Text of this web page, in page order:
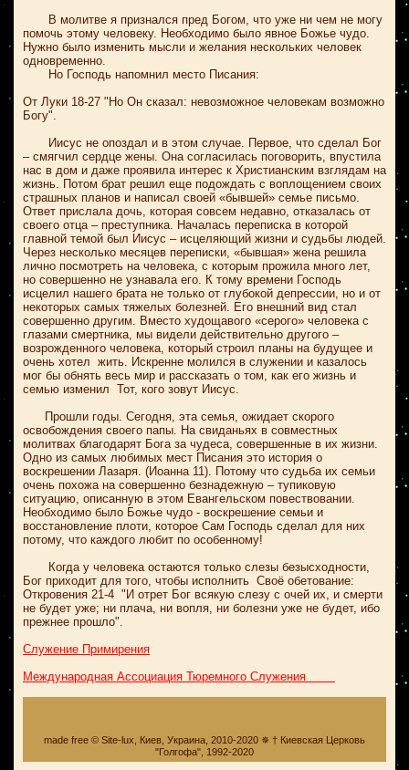
В молитве я признался пред Богом, что уже ни чем не могу
помочь этому человеку. Необходимо было явное Божье чудо.
Нужно было изменить мысли и желания нескольких человек
одновременно.
Но Господь напомнил место Писания:
От Луки 18-27 "Но Он сказал: невозможное человекам возможно
Богу".
Иисус не опоздал и в этом случае. Первое, что сделал Бог
– смягчил сердце жены. Она согласилась поговорить, впустила
нас в дом и даже проявила интерес к Христианским взглядам на
жизнь. Потом брат решил еще подождать с воплощением своих
страшных планов и написал своей «бывшей» семье письмо.
Ответ прислала дочь, которая совсем недавно, отказалась от
своего отца –преступника. Началась переписка в которой
главной темой был Иисус –исцеляющий жизни и судьбы людей.
Через несколько месяцев переписки, «бывшая» жена решила
лично посмотреть на человека, с которым прожила много лет,
но совершенно не узнавала его. К тому времени Господь
исцелил нашего братане только от глубокой депрессии, но и от
некоторых самых тяжелых болезней. Его внешний вид стал
совершенно другим. Вместо худощавого «серого» человека с
глазами смертника, мы видели действительно другого –
возрожденного человека, который строил планы на будущее и
очень хотел жить. Искренне молился в служении и казалось
мог бы обнять весь мир и рассказать о том, как его жизнь и
семью изменил Тот, кого зовут Иисус.
Прошли годы. Сегодня, эта семья, ожидает скорого
освобождения своего папы. На свиданьях в совместных
молитвах благодарят Бога за чудеса, совершенные в их жизни.
Одно из самых любимых мест Писания это история о
воскрешении Лазаря. (Иоанна 11). Потому что судьба их семьи
очень похожа на совершенно безнадежную –тупиковую
ситуацию, описанную в этом Евангельском повествовании.
Необходимо было Божье чудо - воскрешение семьи и
восстановление плоти, которое Сам Господь сделал для них
потому, что каждого любит по особенному!
Когда у человека остаются только слезы безысходности,
Бог приходит для того, чтобы исполнить Своё обетование:
Откровения 21-4 "И отрет Бог всякую слезу с очей их, и смерти
не будет уже; ни плача, ни вопля, ни болезни уже не будет, ибо
прежнее прошло".
Служение Примирения
Международная Ассоциация Тюремного Служения
made free © Site-lux, Киев, Украина, 2010-2020 ✵ † Киевская Церковь
"Голгофа", 1992-2020